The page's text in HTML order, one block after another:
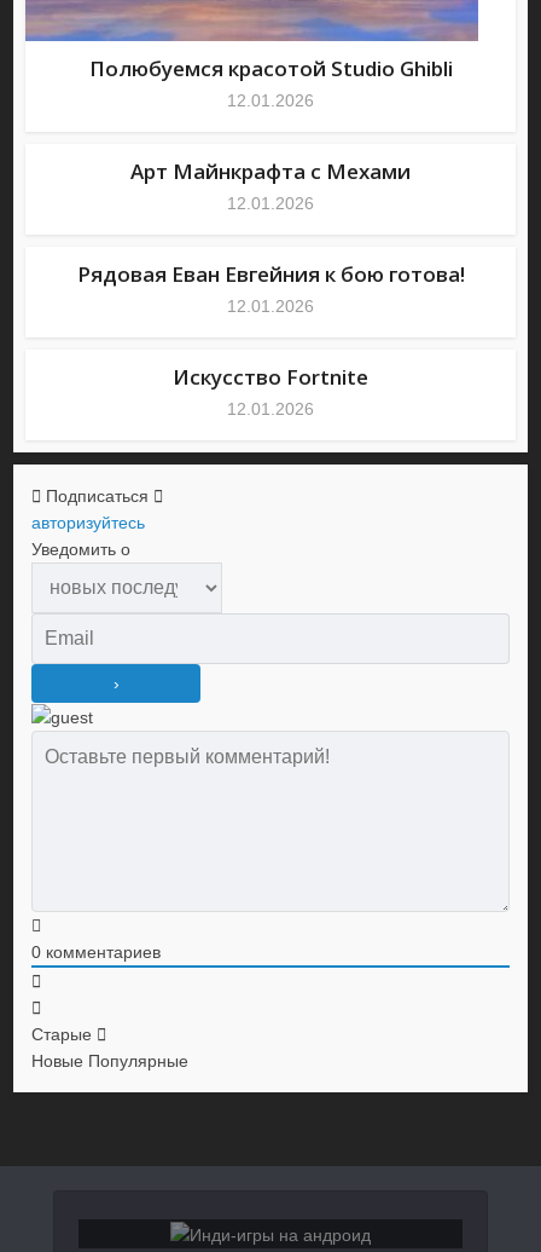
Полюбуемся красотой Studio Ghibli
12.01.2026
Арт Майнкрафта с Мехами
12.01.2026
Рядовая Еван Евгейния к бою готова!
12.01.2026
Искусство Fortnite
12.01.2026
Подписаться
авторизуйтесь
Уведомить о
0 комментариев
Старые
Новые Популярные